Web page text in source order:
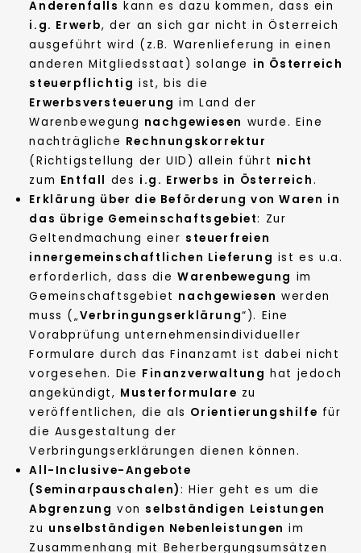
Anderenfalls kann es dazu kommen, dass ein
i.g. Erwerb, der an sich gar nicht in Österreich
ausgeführt wird (z.B. Warenlieferung in einen
anderen Mitgliedsstaat) solange in Österreich
steuerpflichtig ist, bis die
Erwerbsversteuerung im Land der
Warenbewegung nachgewiesen wurde. Eine
nachträgliche Rechnungskorrektur
(Richtigstellung der UID) allein führt nicht
zum Entfall des i.g. Erwerbs in Österreich.
Erklärung über die Beförderung von Waren in
das übrige Gemeinschaftsgebiet: Zur
Geltendmachung einer steuerfreien
innergemeinschaftlichen Lieferung ist es u.a.
erforderlich, dass dieWarenbewegung im
Gemeinschaftsgebiet nachgewiesen werden
muss („Verbringungserklärung“). Eine
Vorabprüfung unternehmensindividueller
Formulare durch das Finanzamt ist dabei nicht
vorgesehen. Die Finanzverwaltung hat jedoch
angekündigt, Musterformulare zu
veröffentlichen, die als Orientierungshilfe für
die Ausgestaltung der
Verbringungserklärungen dienen können.
All-Inclusive-Angebote
(Seminarpauschalen): Hier geht es um die
Abgrenzung von selbständigen Leistungen
zu unselbständigen Nebenleistungen im
Zusammenhang mit Beherbergungsumsätzen